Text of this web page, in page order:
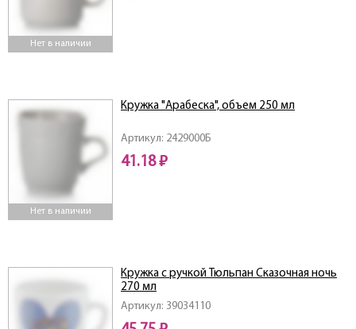
Нет в наличии
Нет в наличии
Артикул: 2429000Б
Кружка "Арабеска", объем 250 мл
41.18 ₽
Артикул: 39034110
Кружка с ручкой Тюльпан Сказочная ночь
270 мл